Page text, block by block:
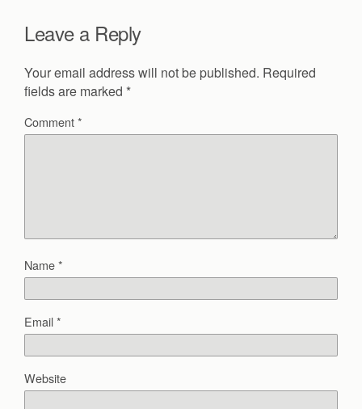
Leave a Reply
Your email address will not be published. Required
fields are marked *
Comment*
Name*
Email*
Website